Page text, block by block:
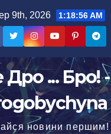
9th, 2026 1:18:57 AM
Дро ... Бро! -
новини першим!